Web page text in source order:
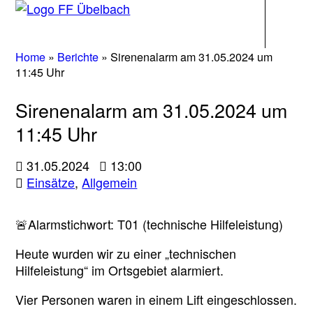
Home » Berichte »Sirenenalarm am 31.05.2024 um
11:45 Uhr
Sirenenalarm am 31.05.2024 um
11:45 Uhr
31.05.2024
13:00
Einsätze,Allgemein
🚨Alarmstichwort: T01 (technische Hilfeleistung)
Heute wurden wir zu einer „technischen
Hilfeleistung“ im Ortsgebiet alarmiert.
Vier Personen waren in einem Lift eingeschlossen.